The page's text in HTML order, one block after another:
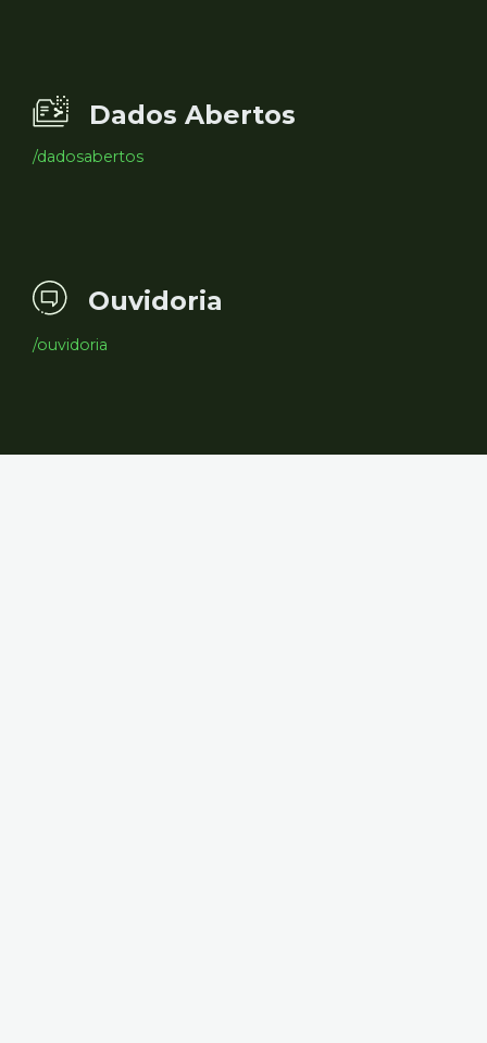
Dados Abertos
/dadosabertos
Ouvidoria
/ouvidoria